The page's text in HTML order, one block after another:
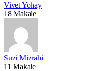
Vivet Yohay
18 Makale
Suzi Mizrahi
11 Makale